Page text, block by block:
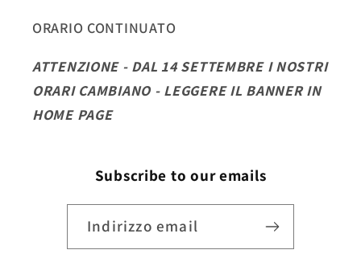
ORARIO CONTINUATO
ATTENZIONE - DAL 14 SETTEMBRE I NOSTRI
ORARI CAMBIANO - LEGGERE IL BANNER IN
HOME PAGE
Subscribe to our emails
Indirizzo email